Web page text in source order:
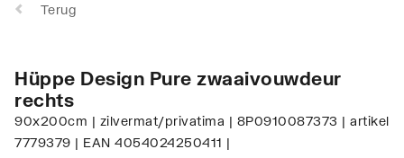
Terug
Hüppe Design Pure zwaaivouwdeur
rechts
90x200cm | zilvermat/privatima | 8P0910087373 | artikel
7779379 | EAN 4054024250411 |